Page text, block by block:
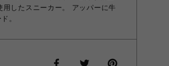
したスニーカー。 アッパーに牛
。